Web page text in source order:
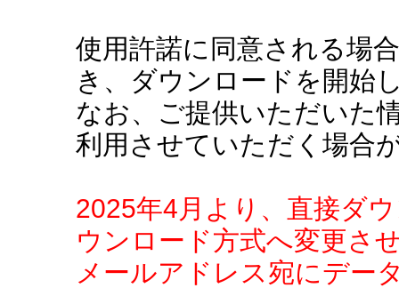
使用許諾に同意される場
き、ダウンロードを開始
なお、ご提供いただいた
利用させていただく場合
2025年4月より、直接ダ
ウンロード方式へ変更さ
メールアドレス宛にデー